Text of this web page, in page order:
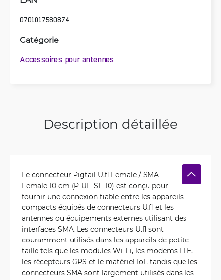
0701017580874
Catégorie
Accessoires pour antennes
Description détaillée
Le connecteur Pigtail U.fl Female / SMA
Female 10 cm (P-UF-SF-10) est conçu pour
fournir une connexion fiable entre les appareils
compacts équipés de connecteurs U.fl et les
antennes ou équipements externes utilisant des
interfaces SMA. Les connecteurs U.fl sont
couramment utilisés dans les appareils de petite
taille tels que les modules Wi-Fi, les modems LTE,
les récepteurs GPS et le matériel IoT, tandis que les
connecteurs SMA sont largement utilisés dans les